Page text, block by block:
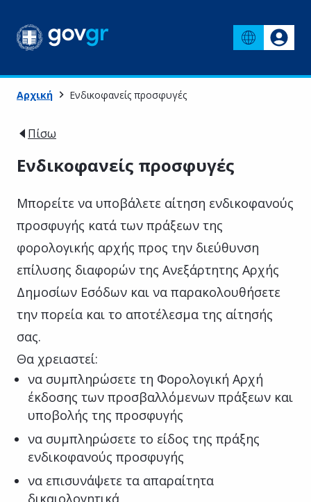
Αρχική Ενδικοφανείς προσφυγές
Πίσω
Ενδικοφανείς προσφυγές
Μπορείτε να υποβάλετε αίτηση ενδικοφανούς
προσφυγής κατά των πράξεων της
φορολογικής αρχής προς την διεύθυνση
επίλυσης διαφορών της Ανεξάρτητης Αρχής
Δημοσίων Εσόδων και να παρακολουθήσετε
την πορεία και το αποτέλεσμα της αίτησής
σας.
Θα χρειαστεί:
να συμπληρώσετε τη Φορολογική Αρχή
έκδοσης των προσβαλλόμενων πράξεων και
υποβολής της προσφυγής
να συμπληρώσετε το είδος της πράξης
ενδικοφανούς προσφυγής
να επισυνάψετε τα απαραίτητα
δικαιολογητικά